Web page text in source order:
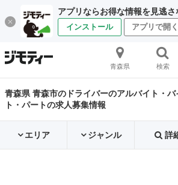
アプリならお得な情報を見逃さ
インストール アプリで開く
青森県 検索
青森県 青森市のドライバーのアルバイト・バ
ト・パートの求人募集情報
エリア ジャンル 詳